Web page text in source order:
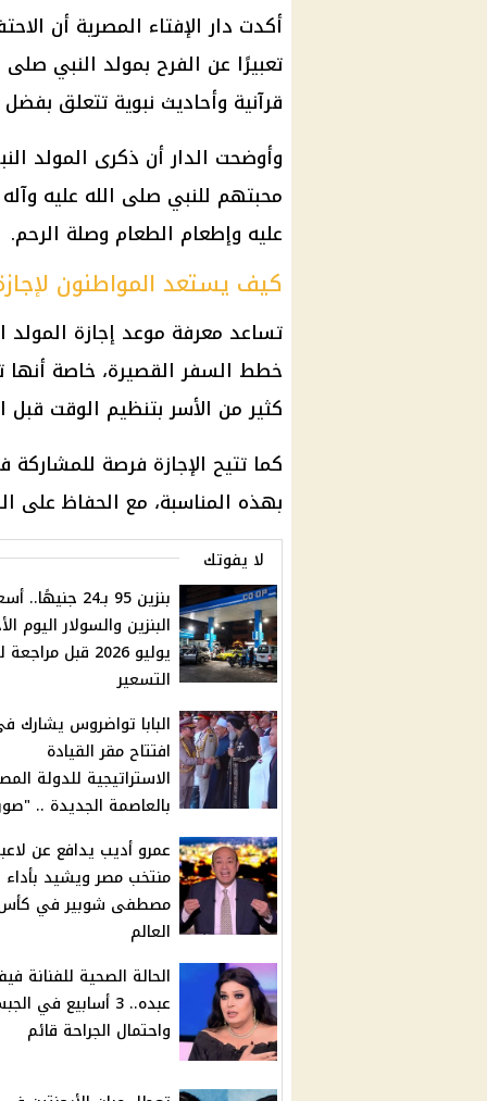
أكدت دار الإفتاء المصرية أن
تعبيرًا عن الفرح بمولد النبي
قرآنية وأحاديث نبوية تتعلق بفضل
وأوضحت الدار أن ذكرى المولد
محبتهم للنبي صلى الله عليه
عليه وإطعام الطعام وصلة الرحم.
كيف يستعد المواطنون
خطط السفر القصيرة، خاصة
كثير من الأسر بتنظيم الوقت قبل
كما تتيح الإجازة فرصة للمشاركة
بهذه المناسبة، مع الحفاظ على
لا يفوتك
بنزين 95 بـ24 جنيهًا..
يوليو 2026 قبل
التسعير
البابا تواضروس يشارك
افتتاح مقر القيادة
الاستراتيجية للدولة
بالعاصمة الجديدة ..
عمرو أديب يدافع عن
منتخب مصر ويشيد بأداء
مصطفى شوبير في
العالم
الحالة الصحية للفنانة
عبده.. 3 أسابيع في
واحتمال الجراحة قائم